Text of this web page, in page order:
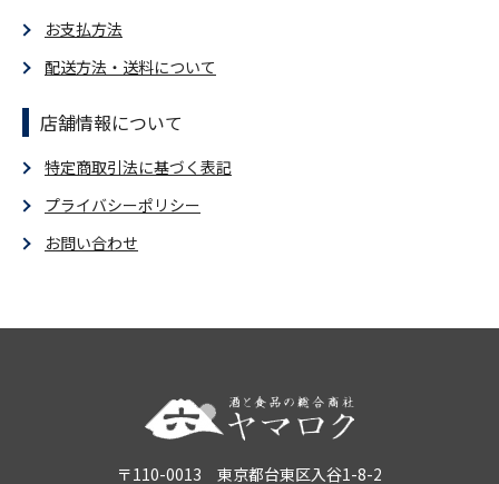
お支払方法
配送方法・送料について
店舗情報について
特定商取引法に基づく表記
プライバシーポリシー
お問い合わせ
〒110-0013 東京都台東区入谷1-8-2